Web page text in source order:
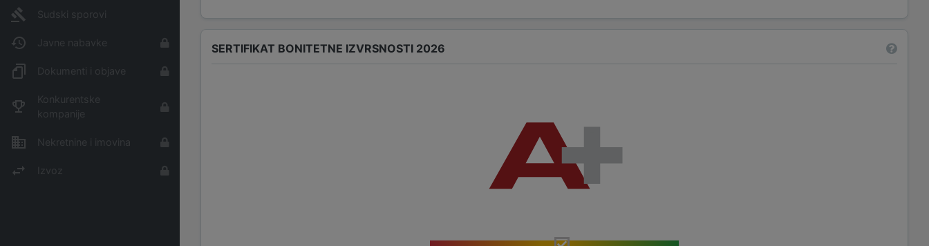
Sudski sporovi
Javne nabavke
Dokumenti i objave
Konkurentske
kompanije
Nekretnine i imovina
Izvoz
SERTIFIKAT BONITETNE IZVRSNOSTI 2026